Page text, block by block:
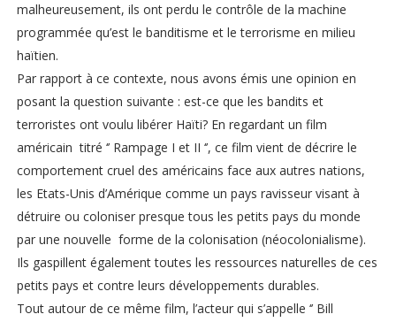
malheureusement, ils ont perdu le contrôle de la machine
programmée qu’est le banditisme et le terrorisme en milieu
haïtien.
Par rapport à ce contexte, nous avons émis une opinion en
posant la question suivante : est-ce que les bandits et
terroristes ont voulu libérer Haïti? En regardant un film
américain titré ‘’ Rampage I et II ‘’, ce film vient de décrire le
comportement cruel des américains face aux autres nations,
les Etats-Unis d’Amérique comme un pays ravisseur visant à
détruire ou coloniser presque tous les petits pays du monde
par une nouvelle forme de la colonisation (néocolonialisme).
Ils gaspillent également toutes les ressources naturelles de ces
petits pays et contre leurs développements durables.
Tout autour de ce même film, l’acteur qui s’appelle ‘’ Bill